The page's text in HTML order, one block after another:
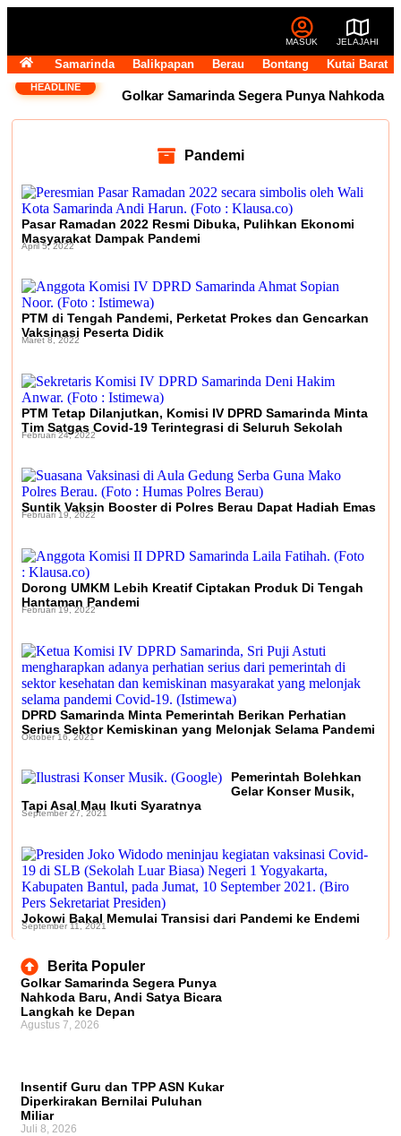
MASUK JELAJAHI
Samarinda Balikpapan Berau Bontang Kutai Barat
HEADLINE
Golkar Samarinda Segera Punya Nahkoda
Komentar Pegawai RSUD IA Moeis Tuai
Kecaman, Inspektorat Siapkan Pendalaman
Dana Transfer Rp2,5 Triliun Masih
Terhimpit DPRD Kaltim Tambah Lima
PAD dan Penyesuaian Organisasi Daerah
Transfer Bankeu Fisik Belum Cair, Kepala
Terganggu
Pandemi
Pasar Ramadan 2022 Resmi Dibuka, Pulihkan Ekonomi
Masyarakat Dampak Pandemi
April 5, 2022
PTM di Tengah Pandemi, Perketat Prokes dan Gencarkan
Vaksinasi Peserta Didik
Maret 8, 2022
PTM Tetap Dilanjutkan, Komisi IV DPRD Samarinda Minta
Tim Satgas Covid-19 Terintegrasi di Seluruh Sekolah
Februari 24, 2022
Suntik Vaksin Booster di Polres Berau Dapat Hadiah Emas
Februari 19, 2022
Dorong UMKM Lebih Kreatif Ciptakan Produk Di Tengah
Hantaman Pandemi
Februari 19, 2022
DPRD Samarinda Minta Pemerintah Berikan Perhatian
Serius Sektor Kemiskinan yang Melonjak Selama Pandemi
Oktober 16, 2021
Pemerintah Bolehkan
Gelar Konser Musik,
Tapi Asal Mau Ikuti Syaratnya
September 27, 2021
Jokowi Bakal Memulai Transisi dari Pandemi ke Endemi
September 11, 2021
Berita Populer
Golkar Samarinda Segera Punya
Nahkoda Baru, Andi Satya Bicara
Langkah ke Depan
Agustus 7, 2026
Insentif Guru dan TPP ASN Kukar
Diperkirakan Bernilai Puluhan
Miliar
Juli 8, 2026